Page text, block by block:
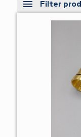
Filter